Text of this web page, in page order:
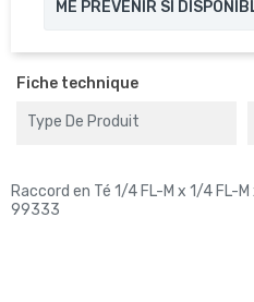
ME PRÉVENIR SI
Fiche technique
Type De Produit
Raccord en Té 1/4 FL-M x 1/4 FL-
99333